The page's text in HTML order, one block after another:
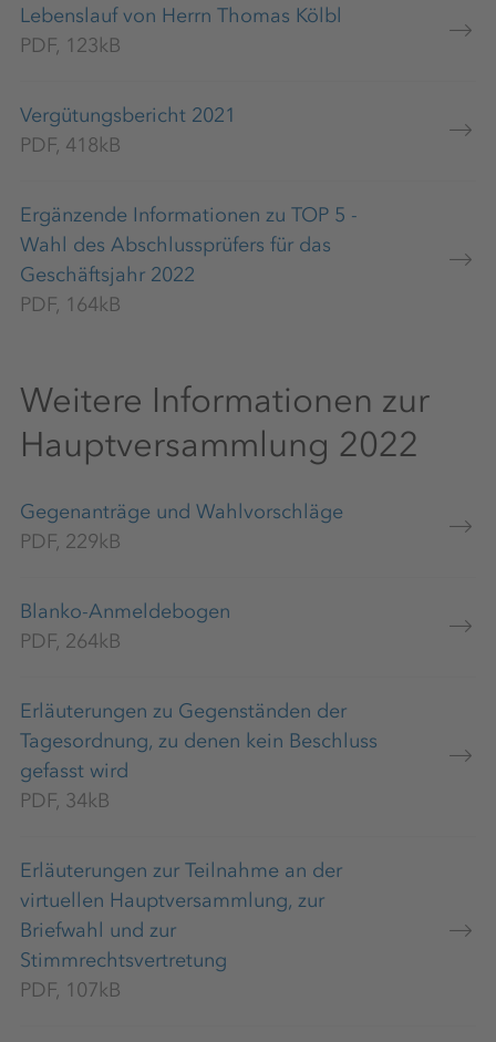
Lebenslauf von Herrn Thomas Kölbl
PDF, 123kB
Vergütungsbericht 2021
PDF, 418kB
Ergänzende Informationen zu TOP 5 -
Wahl des Abschlussprüfers für das
Geschäftsjahr 2022
PDF, 164kB
Weitere Informationen zur
Hauptversammlung 2022
Gegenanträge und Wahlvorschläge
PDF, 229kB
Blanko-Anmeldebogen
PDF, 264kB
Erläuterungen zu Gegenständen der
Tagesordnung, zu denen kein Beschluss
gefasst wird
PDF, 34kB
Erläuterungen zur Teilnahme an der
virtuellen Hauptversammlung, zur
Briefwahl und zur
Stimmrechtsvertretung
PDF, 107kB